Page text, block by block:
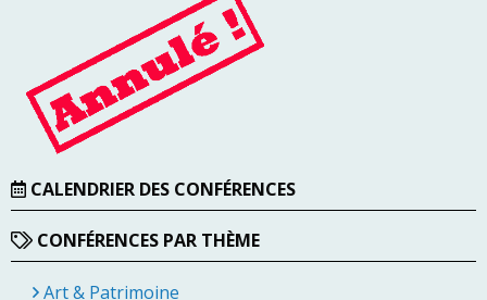
CALENDRIER DES CONFÉRENCES
CONFÉRENCES PAR THÈME
Art & Patrimoine